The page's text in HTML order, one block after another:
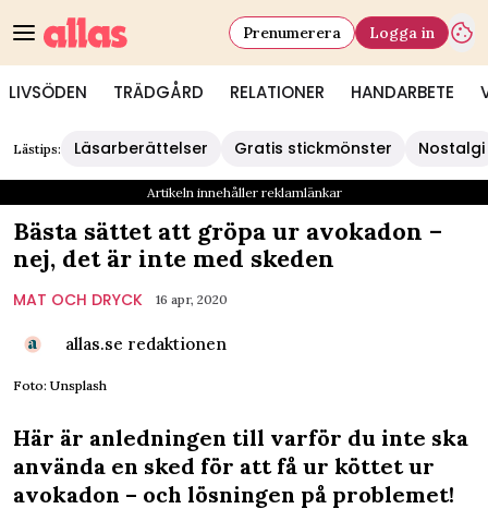
LIVSÖDEN TRÄDGÅRD RELATIONER HANDARBETE
Prenumerera Logga in
Lästips: Läsarberättelser Gratis stickmönster Nostalgi
Artikeln innehåller reklamlänkar
Bästa sättet att gröpa ur avokadon –
nej, det är inte med skeden
MAT OCH DRYCK 16 apr, 2020
allas.se redaktionen
Foto: Unsplash
Här är anledningen till varför du inte ska
använda en sked för att få ur köttet ur
avokadon – och lösningen på problemet!